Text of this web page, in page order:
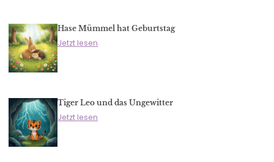
Hase Mümmel hat Geburtstag
Jetzt lesen
Tiger Leo und das Ungewitter
Jetzt lesen